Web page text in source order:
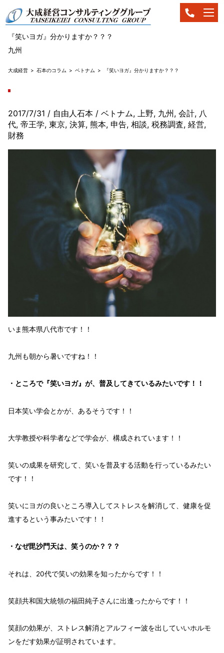
『笑いヨガ』分かりますか？？？
九州
大成経営 石本のコラム ベトナム 『笑いヨガ』分かりますか？？？
2017/7/31 / 自由人石本 / ベトナム, 上野, 九州 , 会計, 八
代, 帝王学, 東京, 決算, 熊本, 申告, 相談, 税務調査, 経営,
財務
いま熊本県八代市です！！
九州 も朝から暑いですね！！
・ところで『笑いヨガ』が、普及してきているみたいです！！
日本笑い学会とかが、あるそうです！！
大学教授や科学者などで学会が、構成されています！！
笑いの成果を研究して、 笑いを普及する活動を行っているみたい
です！！
笑いにヨガの良いところ導入してストレスを解消 して、 健康を促
進するという事みたいです！！
・なぜ毘沙門天は、笑うのか？？？
それは、20代で笑いの効果を知ったからです！！
笑顔共和国大統領の福田純子さんに出逢ったからです！！
笑顔の効果が、 ストレス解消と アルフィー波を出していいホルモ
ンをだす効果が証明されています。